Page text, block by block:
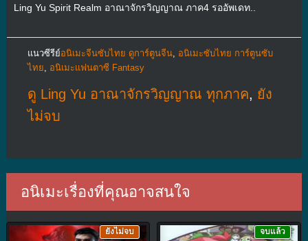
Ling Yu Spirit Realm อาณาจักรวิญญาณ ภาค4 รออัพเดท..
แนวซีรีย์อนิเมะจีนซับไทย ดูการ์ตูนจีน, อนิเมะซับไทย การ์ตูนซับ
ไทย
อนิเมะแฟนตาซี Fantasy
ดู Ling Yu อาณาจักรวิญญาณ ทุกภาค, ยัง
ไม่จบ
อนิเมะเรื่องที่คุณอาจสนใจ
ยังไม่จบ จบแล้ว